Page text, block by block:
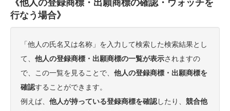
《他人の登録商標・出願商標の確認・ウォッチを
行なう場合》
「他人の氏名又は名称」を入力して検索した検索結果とし
て、 他人の登録商標・出願商標の一覧が表示されますの
で、この一覧を見ることで、 他人の登録商標・出願商標を
確認することができます。
例えば、 他人が持っている登録商標を確認したり、 競合他